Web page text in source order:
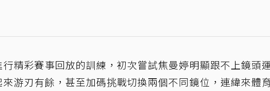
精彩賽事回放的訓練，初次嘗試焦曼婷明顯跟不上鏡頭
游刃有餘，甚至加碼挑戰切換兩個不同鏡位，連緯來體